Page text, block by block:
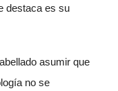
destaca es su
asumir que
no se